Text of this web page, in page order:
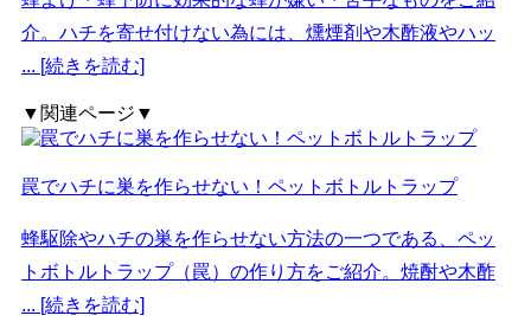
介。ハチを寄せ付けない為には、燻煙剤や木酢液やハッ
... [続きを読む]
▼関連ページ▼
罠でハチに巣を作らせない！ペットボトルトラップ
蜂駆除やハチの巣を作らせない方法の一つである、ペッ
トボトルトラップ（罠）の作り方をご紹介。焼酎や木酢
... [続きを読む]